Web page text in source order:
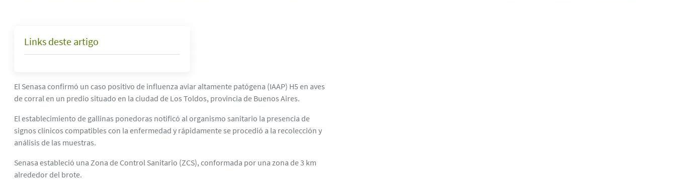
Links deste artigo
El Senasa confirmó un caso positivo de influenza aviar altamente patógena (IAAP) H5 en aves
de corral en un predio situado en la ciudad de Los Toldos, provincia de Buenos Aires.
El establecimiento de gallinas ponedoras notificó al organismo sanitario la presencia de
signos clínicos compatibles con la enfermedad y rápidamente se procedió a la recolección y
análisis de las muestras.
Senasa estableció una Zona de Control Sanitario (ZCS), conformada por una zona de 3 km
alrededor del brote.